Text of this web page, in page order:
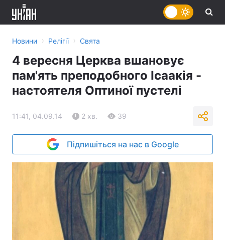
Новини › Релігії › Свята
4 вересня Церква вшановує
пам'ять преподобного Ісаакія -
настоятеля Оптиної пустелі
11:41, 04.09.14 2 хв. 39
Підпишіться на нас в Google